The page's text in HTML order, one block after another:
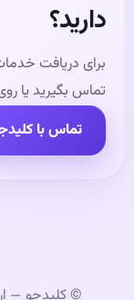
دارید؟
برای دریافت
تماس بگیرید یا
تماس با